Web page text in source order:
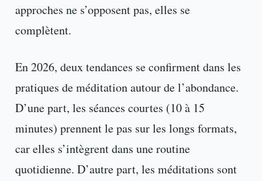
approches ne s’opposent pas, elles se
complètent.
En 2026, deux tendances se confirment dans les
pratiques de méditation autour de l’abondance.
D’une part, les séances courtes (10 à 15
minutes) prennent le pas sur les longs formats,
car elles s’intègrent dans une routine
quotidienne. D’autre part, les méditations sont